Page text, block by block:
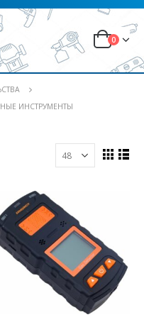
0
ИНСТРУМЕНТЫ